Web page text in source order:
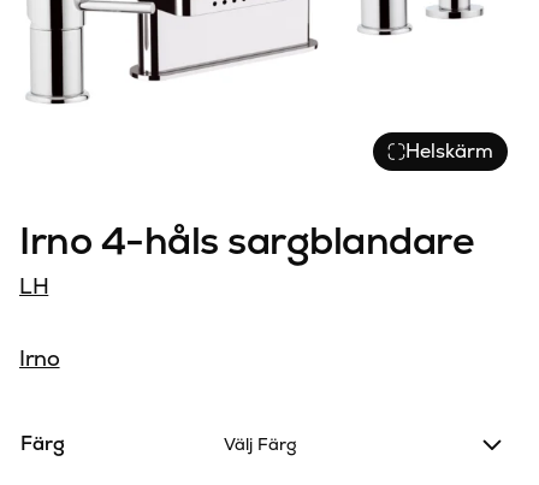
Helskärm
Irno 4-håls sargblandare
LH
Irno
Färg Välj Färg